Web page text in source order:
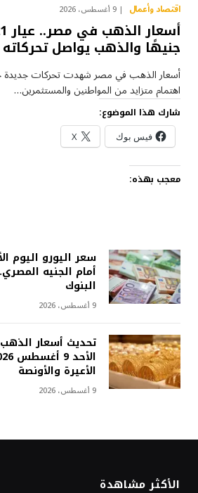
اقتصاد وأعمال 9 أغسطس، 2026
جنيهًا والذهب يواصل
أسعار الذهب في مصر شهدت تحركات جديدة
اهتمام متزايد من المواطنين والمستثمرين…
شارك هذا الموضوع:
فيس بوك X
معجب بهذه:
أمام الجنيه
البنوك
9 أغسطس، 2026
تحديث أسعار
الأعيرة والأونصة
9 أغسطس، 2026
الأكثر مشاهدة